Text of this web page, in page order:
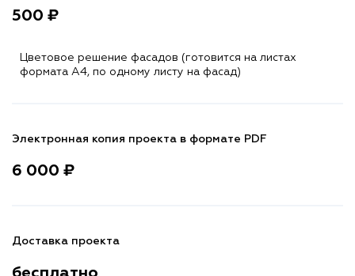
500 ₽
Цветовое решение фасадов (готовится на листах
формата A4, по одному листу на фасад)
Электронная копия проекта в формате PDF
6 000 ₽
Доставка проекта